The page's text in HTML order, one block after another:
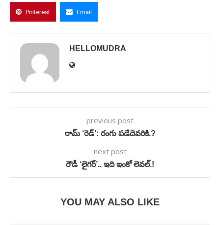
Pinterest Email
HELLOMUDRA
previous post
రామ్‌ ‘రెడ్‌’: రంగు పడేదెవరికి.?
next post
రౌడీ ‘లైగర్‌’.. ఇది ఇంకో లెవల్‌.!
YOU MAY ALSO LIKE